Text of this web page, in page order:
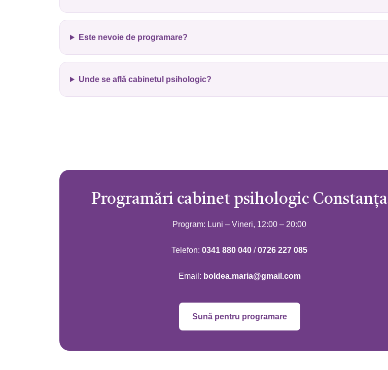
Este nevoie de programare?
Unde se află cabinetul psihologic?
Programări cabinet psihologic Constanța
Program: Luni – Vineri, 12:00 – 20:00
Telefon: 0341 880 040 /0726 227 085
Email: boldea.maria@gmail.com
Sună pentru programare